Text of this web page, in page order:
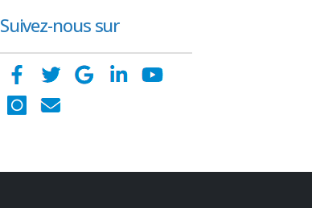
Suivez-nous sur